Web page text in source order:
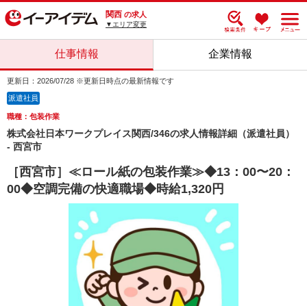
関西 の求人
▼エリア変更
仕事情報 企業情報
更新日：2026/07/28 ※更新日時点の最新情報です
派遣社員
職種：包装作業
株式会社日本ワークプレイス関西/346の求人情報詳細（派遣社員）
- 西宮市
［西宮市］≪ロール紙の包装作業≫◆13：00〜20：
00◆空調完備の快適職場◆時給1,320円